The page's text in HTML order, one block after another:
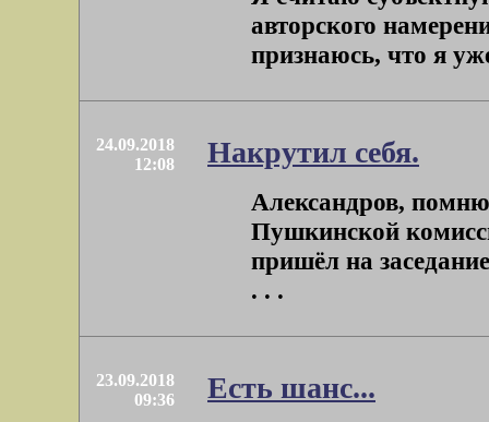
авторского
признаюсь, что я
24.09.2018
12:08
Накрутил себя.
Александров,
Пушкинской
пришёл на
. . .
23.09.2018
09:36
Есть шанс...